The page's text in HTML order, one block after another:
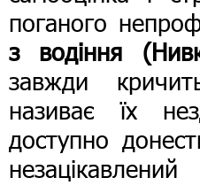
поганого
з водіння
завжди
називає їх
доступно